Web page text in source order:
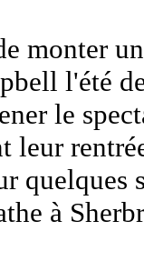
monter
l'été
le
leur
quelques
à